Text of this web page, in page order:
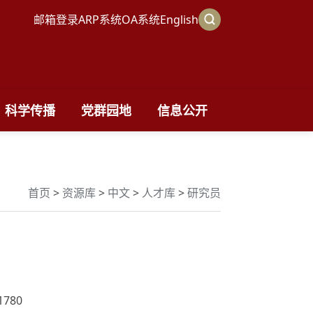
邮箱登录ARP系统OA系统English
科学传播 党群园地 信息公开
首页 > 资源库> 中文> 人才库>研究员